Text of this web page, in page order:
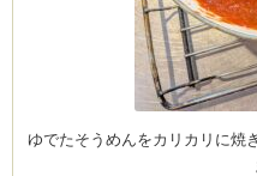
ゆでたそうめんをカリカリに焼